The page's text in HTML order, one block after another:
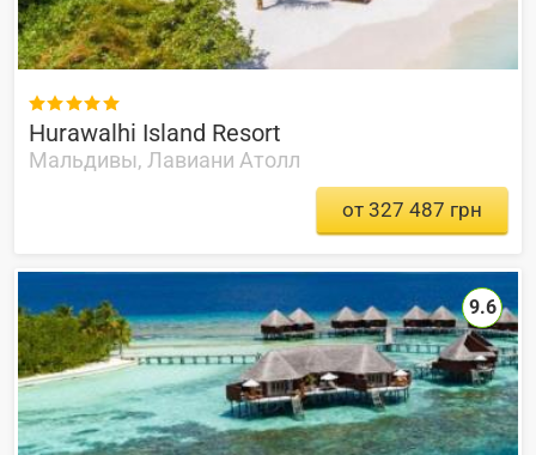

Hurawalhi Island Resort
Мальдивы, Лавиани Атолл
от 327 487 грн
9.6